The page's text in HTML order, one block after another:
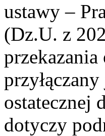
ustawy –
(Dz.U. z
ostatecznej
dotyczy